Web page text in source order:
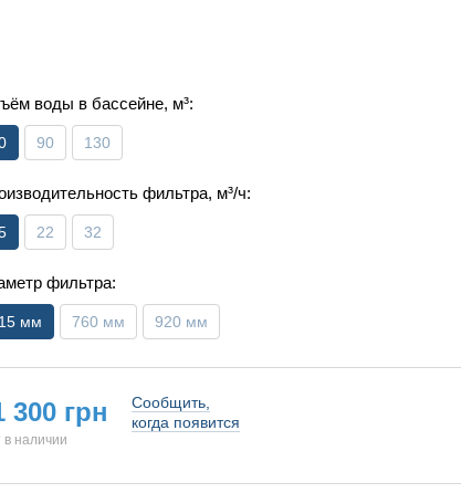
воды в бассейне, м³:
90 130
фильтра, м³/ч:
22 32
фильтра:
мм 760 мм 920 мм
300 грн
в наличии
Сообщить,
когда появится